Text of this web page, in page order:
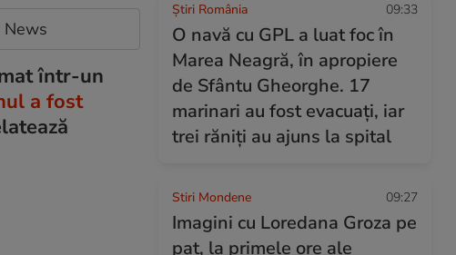
News
într-un
a fost
Știri România 09:33
O navă cu GPL a luat foc în
Marea Neagră, în apropiere
de Sfântu Gheorghe. 17
marinari au fost evacuați, iar
trei răniți au ajuns la spital
Stiri Mondene 09:27
Imagini cu Loredana Groza pe
pat, la primele ore ale